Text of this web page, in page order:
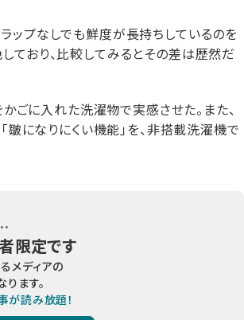
ップなしでも鮮度が長持ちしているのを
ており、比較してみるとその差は歴然だ
ごに入れた洗濯物で実感させた。また、
になりにくい機能」を、非搭載洗濯機で
限定です
メディアの
ます。
が読み放題！